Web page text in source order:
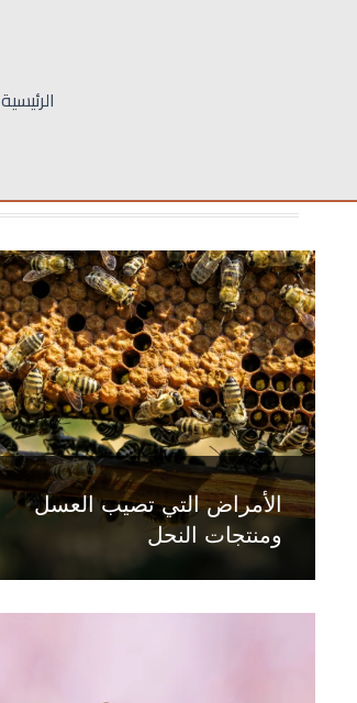
الرئيسية
الأمراض التي تصيب العسل
ومنتجات النحل